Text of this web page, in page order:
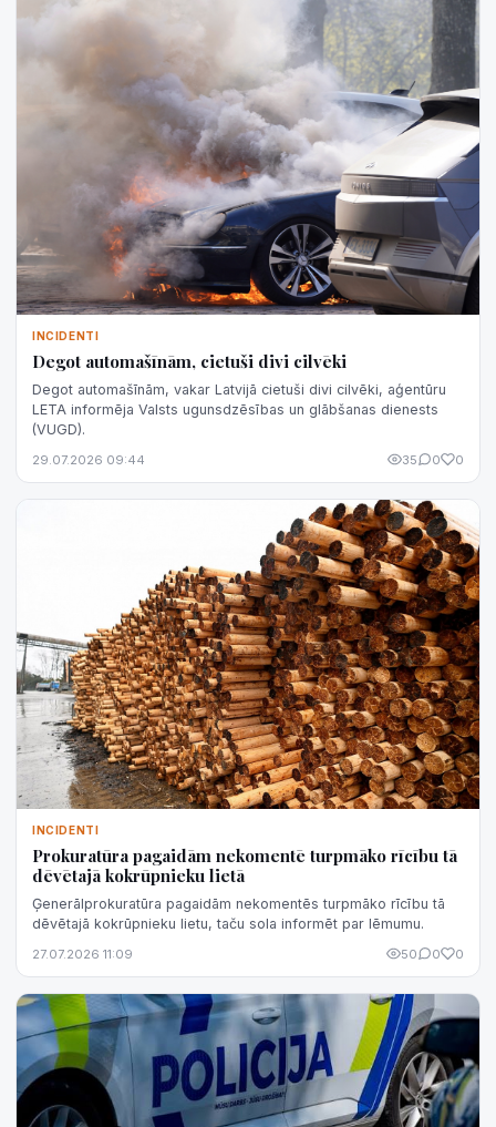
INCIDENTI
Degot automašīnām, cietuši divi cilvēki
Degot automašīnām, vakar Latvijā cietuši divi cilvēki, aģentūru
LETA informēja Valsts ugunsdzēsības un glābšanas dienests
(VUGD).
29.07.2026 09:44 35 0 0
INCIDENTI
Prokuratūra pagaidām nekomentē turpmāko rīcību tā
dēvētajā kokrūpnieku lietā
Ģenerālprokuratūra pagaidām nekomentēs turpmāko rīcību tā
dēvētajā kokrūpnieku lietu, taču sola informēt par lēmumu.
27.07.2026 11:09 50 0 0